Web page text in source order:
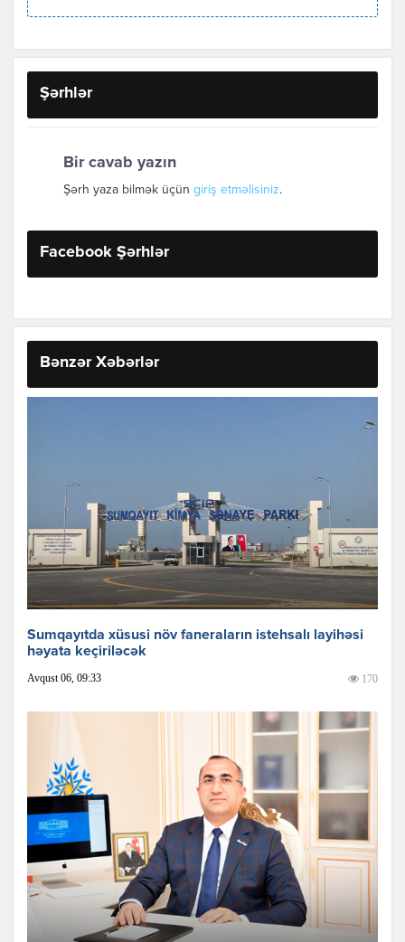
Şərhlər
Bir cavab yazın
Şərh yaza bilmək üçün giriş etməlisiniz.
Facebook Şərhlər
Bənzər Xəbərlər
Sumqayıtda xüsusi növ faneraların istehsalı layihəsi
həyata keçiriləcək
Avqust 06, 09:33 170